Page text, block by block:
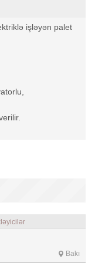
işləyən palet
Bakı